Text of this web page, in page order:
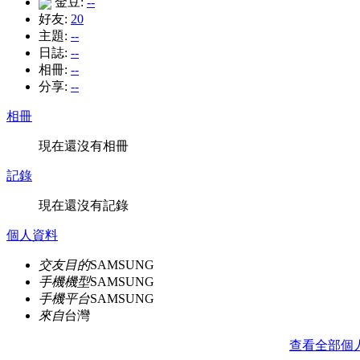
好友: 20
主題: --
日誌: --
相冊: --
分享: --
相冊
現在還沒有相冊
記錄
現在還沒有記錄
個人資料
交友目的SAMSUNG
手機機型SAMSUNG
手機平台SAMSUNG
來自台灣
查看全部個